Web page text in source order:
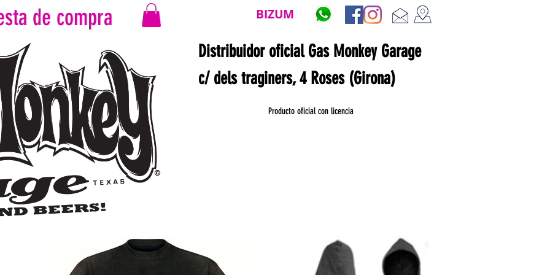
de compra BIZUM
Producto oficial con licencia
c/ dels traginers, 4 Roses (Girona)
Distribuidor oficial Gas Monkey Garage